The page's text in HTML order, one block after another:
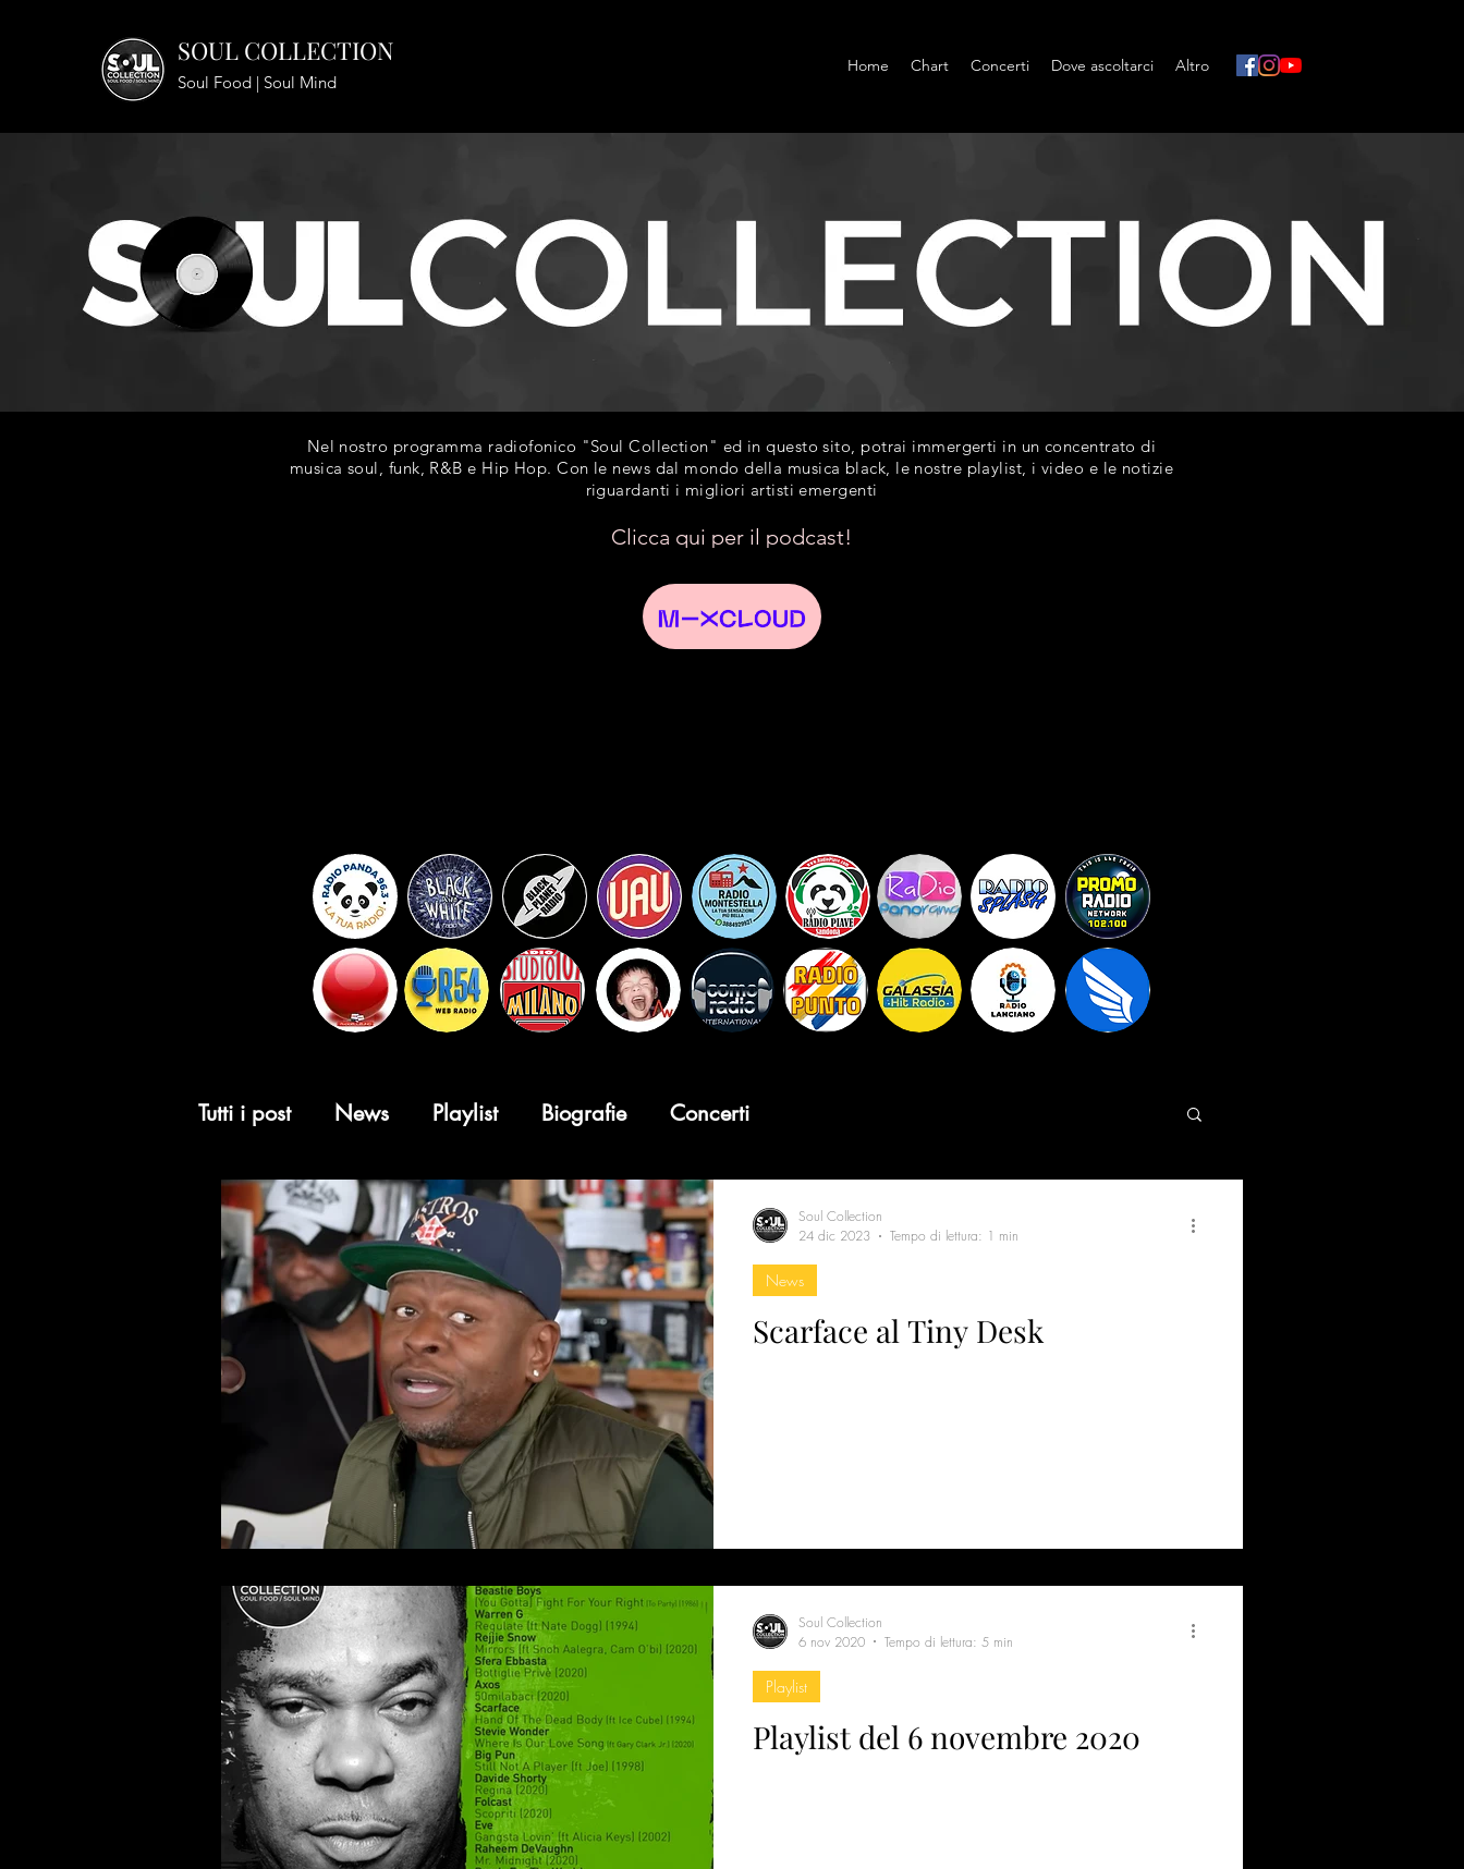
SOUL COLLECTION
Soul Food | Soul Mind
Home Chart Concerti Dove ascoltarci Altro
Nel nostro programma radiofonico "Soul Collection" ed in questo sito, potrai immergerti in un concentrato di
musica soul, funk, R&B e Hip Hop. Con le news dal mondo della musica black, le nostre playlist, i video e le notizie
riguardanti i migliori artisti emergenti
Clicca qui per il podcast!
Tutti i post News Playlist Biografie Concerti
Scarface al Tiny Desk
News
Soul Collection
24 dic 2023
Tempo di lettura: 1 min
Playlist del 6 novembre 2020
Playlist
Soul Collection
6 nov 2020
Tempo di lettura: 5 min